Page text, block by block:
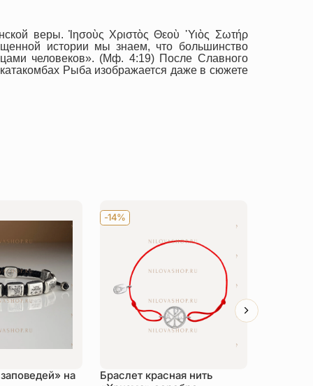
веры. Ἰησοὺς Χριστὸς Θεoὺ ῾Υιὸς Σωτήρ
истории мы знаем, что большинство
человеков». (Мф. 4:19) После Славного
Рыба изображается даже в сюжете
на
-14%
Браслет красная нить